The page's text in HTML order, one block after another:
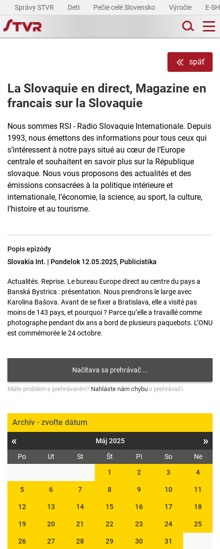
Správy STVR Deti Pečie celé Slovensko Výročie E-
späť
La Slovaquie en direct, Magazine en
francais sur la Slovaquie
Nous sommes RSI - Radio Slovaquie Internationale. Depuis
1993, nous émettons des informations pour tous ceux qui
s’intéressent à notre pays situé au cœur de l’Europe
centrale et souhaitent en savoir plus sur la République
slovaque. Nous vous proposons des actualités et des
émissions consacrées à la politique intérieure et
internationale, l’économie, la science, au sport, la culture,
l’histoire et au tourisme.
Popis epizódy
Slovakia Int. | Pondelok 12.05.2025, Publicistika
Actualités. Reprise. Le bureau Europe direct au centre du pays a
Banská Bystrica : présentation. Nous prendrons le large avec
Karolina Bašova. Avant de se fixer a Bratislava, elle a visité pas
moins de 143 pays, et pourquoi ? Parce qu’elle a travaillé comme
photographe pendant dix ans a bord de plusieurs paquebots. L’ONU
est commémorée le 24 octobre.
Máte problém s prehrávaním? Nahláste nám chybu v prehrávači.
Archív - zvoľte dátum
« Máj 2025 »
Po Ut St Št Pi So
Ne
1
2 3 4
5 6 7 8 9 10 11
12 13 14 15 16 17 18
19 20 21 22 23 24 25
26 27 28 29 30 31